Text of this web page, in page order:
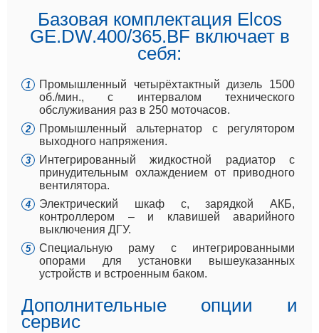
Базовая комплектация Elcos
GE.DW.400/365.BF включает в
себя:
Промышленный четырёхтактный дизель 1500
об./мин., с интервалом технического
обслуживания раз в 250 моточасов.
Промышленный альтернатор с регулятором
выходного напряжения.
Интегрированный жидкостной радиатор с
принудительным охлаждением от приводного
вентилятора.
Электрический шкаф с, зарядкой АКБ,
контроллером – и клавишей аварийного
выключения ДГУ.
Специальную раму с интегрированными
опорами для установки вышеуказанных
устройств и встроенным баком.
Дополнительные опции и
сервис